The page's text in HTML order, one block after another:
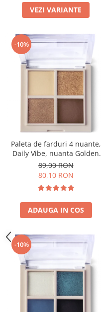
VEZI VARIANTE
-10%
Paleta de farduri 4 nuante,
Daily Vibe, nuanta Golden
Hour 01 - 5,5g
89,00 RON
80,10 RON
ADAUGA IN COS
-10%